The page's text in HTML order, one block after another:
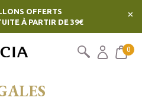
OFFERTS
À PARTIR DE 39€
×
0